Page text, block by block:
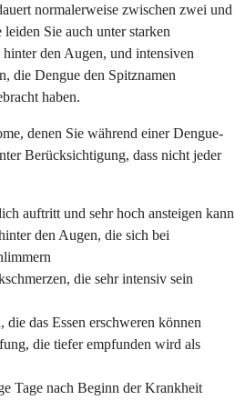
normalerweise zwischen zwei und
Sie auch unter starken
den Augen, und intensiven
die Dengue den Spitznamen
haben.
denen Sie während einer Dengue-
Berücksichtigung, dass nicht jeder
auftritt und sehr hoch ansteigen kann
den Augen, die sich bei
die sehr intensiv sein
das Essen erschweren können
die tiefer empfunden wird als
Tage nach Beginn der Krankheit